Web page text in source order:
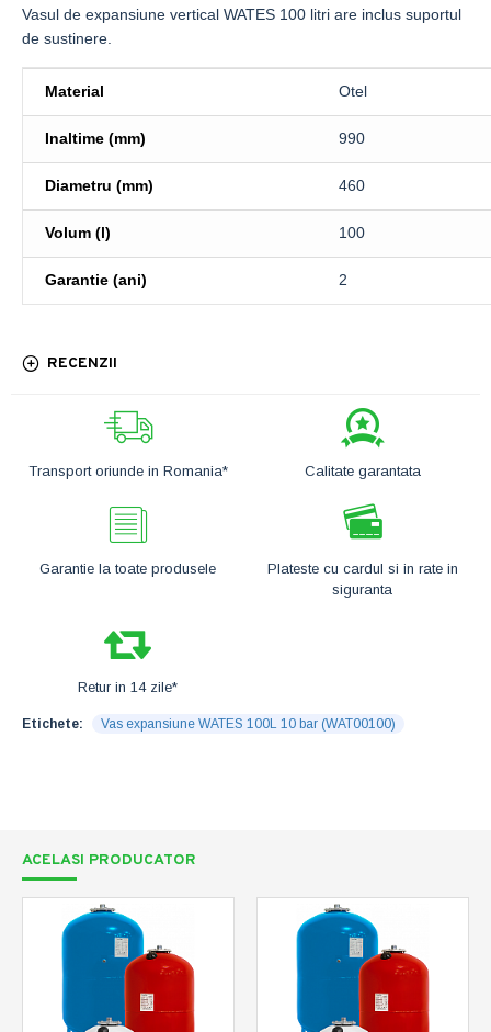
Transport oriunde in Romania* Calitate garantata
Garantie la toate produsele
Plateste cu cardul si in rate in
siguranta
Retur in 14 zile*
Vasul de expansiune vertical WATES 100 litri are inclus suportul
de sustinere.
Material Otel
Inaltime (mm) 990
Diametru (mm) 460
Volum (l) 100
Garantie (ani) 2
RECENZII
Etichete: Vas expansiune WATES 100L 10 bar (WAT00100)
ACELASI PRODUCATOR